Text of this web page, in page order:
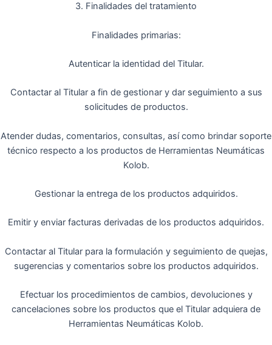
3. Finalidades del tratamiento
Finalidades primarias:
Autenticar la identidad del Titular.
Contactar al Titular a fin de gestionar y dar seguimiento a sus
solicitudes de productos.
Atender dudas, comentarios, consultas, así como brindar soporte
técnico respecto a los productos de Herramientas Neumáticas
Kolob.
Gestionar la entrega de los productos adquiridos.
Emitir y enviar facturas derivadas de los productos adquiridos.
Contactar al Titular para la formulación y seguimiento de quejas,
sugerencias y comentarios sobre los productos adquiridos.
Efectuar los procedimientos de cambios, devoluciones y
cancelaciones sobre los productos que el Titular adquiera de
Herramientas Neumáticas Kolob.